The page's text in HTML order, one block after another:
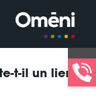
t-il un lien